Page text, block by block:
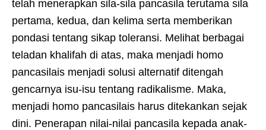
telah menerapkan sila-sila pancasila terutama sila
pertama, kedua, dan kelima serta memberikan
pondasi tentang sikap toleransi. Melihat berbagai
teladan khalifah di atas, maka menjadi homo
pancasilais menjadi solusi alternatif ditengah
gencarnya isu-isu tentang radikalisme. Maka,
menjadi homo pancasilais harus ditekankan sejak
dini. Penerapan nilai-nilai pancasila kepada anak-